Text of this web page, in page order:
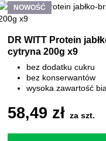
NOWOŚĆ
DR WITT Protein
cytryna 200g x9
bez dodatku cukru
bez konserwantów
wysoka zawartość
58,49 zł za szt.